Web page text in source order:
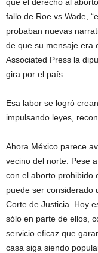
fallo de Roe vs Wade,
probaban nuevas
de que su mensaje era
Associated Press la
gira por el país.
Esa labor se logró
impulsando leyes,
Ahora México parece
vecino del norte. Pese
con el aborto prohibido
puede ser considerado
Corte de Justicia. Hoy
sólo en parte de ellos,
servicio eficaz que
casa siga siendo